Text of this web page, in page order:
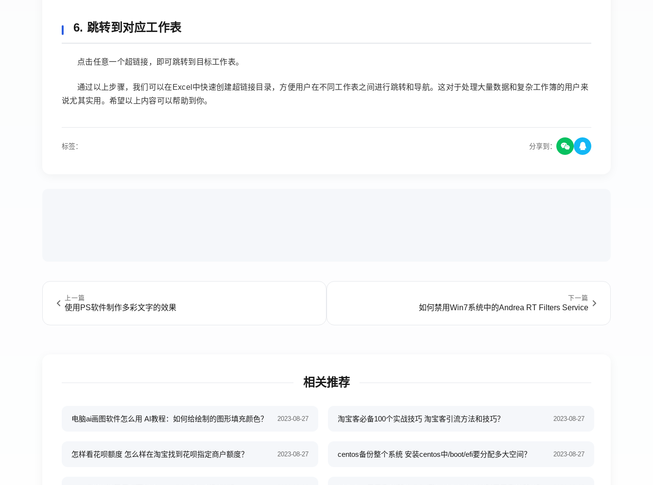
6. 跳转到对应工作表
点击任意一个超链接，即可跳转到目标工作表。
通过以上步骤，我们可以在Excel中快速创建超链接目录，方便用户在不同工作表之间进行跳转和导航。这对于处理大量数据和复杂工作簿的用户来
说尤其实用。希望以上内容可以帮助到你。
标签： 分享到：
上一篇
使用PS软件制作多彩文字的效果
下一篇
如何禁用Win7系统中的Andrea RT Filters Service
相关推荐
电脑ai画图软件怎么用 AI教程：如何给绘制的图形填充颜色？ 2023-08-27 淘宝客必备100个实战技巧 淘宝客引流方法和技巧？ 2023-08-27
怎样看花呗额度 怎么样在淘宝找到花呗指定商户额度？ 2023-08-27 centos备份整个系统 安装centos中/boot/efi要分配多大空间？ 2023-08-27